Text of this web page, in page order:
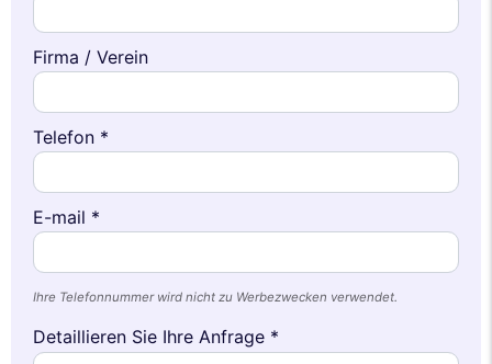
Firma / Verein
Telefon *
E-mail *
Ihre Telefonnummer wird nicht zu Werbezwecken verwendet.
Detaillieren Sie Ihre Anfrage *